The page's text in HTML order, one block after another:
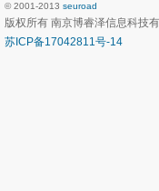
© 2001-2013 seuroad
版权所有 南京博睿泽信息科技
苏ICP备17042811号-14